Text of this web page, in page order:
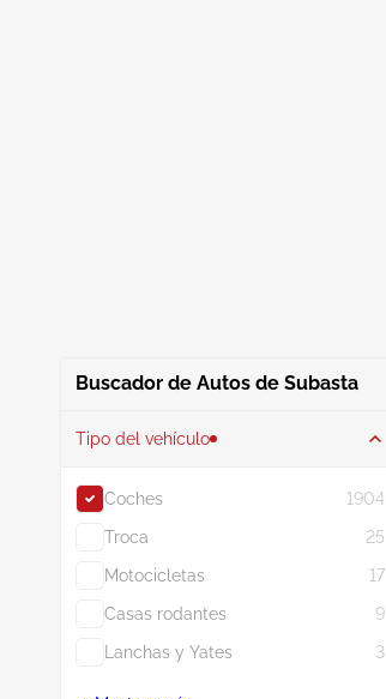
Buscador de Autos de Subasta
Tipo del vehículo
Coches
1904
Troca
25
Motocicletas
17
Casas rodantes
9
Lanchas y Yates
3